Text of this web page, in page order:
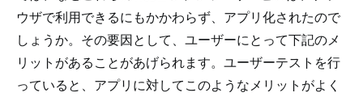
ウザで利用できるにもかかわらず、アプリ化されたので
しょうか。その要因として、ユーザーにとって下記のメ
リットがあることがあげられます。ユーザーテストを行
っていると、アプリに対してこのようなメリットがよく